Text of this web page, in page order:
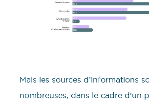
Mais les sources d’informations
nombreuses, dans le cadre d’un